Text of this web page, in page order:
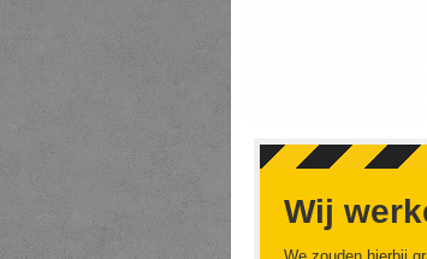
Wij